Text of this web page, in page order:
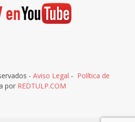
- Aviso Legal - Política de
por REDTULP.COM